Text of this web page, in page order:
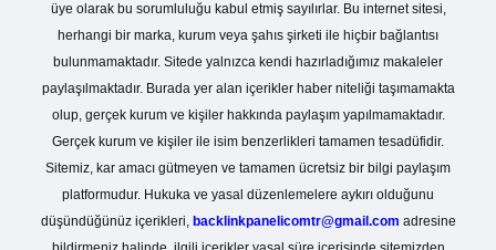
üye olarak bu sorumluluğu kabul etmiş sayılırlar. Bu internet sitesi,
herhangi bir marka, kurum veya şahıs şirketi ile hiçbir bağlantısı
bulunmamaktadır. Sitede yalnızca kendi hazırladığımız makaleler
paylaşılmaktadır. Burada yer alan içerikler haber niteliği taşımamakta
olup, gerçek kurum ve kişiler hakkında paylaşım yapılmamaktadır.
Gerçek kurum ve kişiler ile isim benzerlikleri tamamen tesadüfidir.
Sitemiz, kar amacı gütmeyen ve tamamen ücretsiz bir bilgi paylaşım
platformudur. Hukuka ve yasal düzenlemelere aykırı olduğunu
düşündüğünüz içerikleri, backlinkpanelicomtr@gmail.com adresine